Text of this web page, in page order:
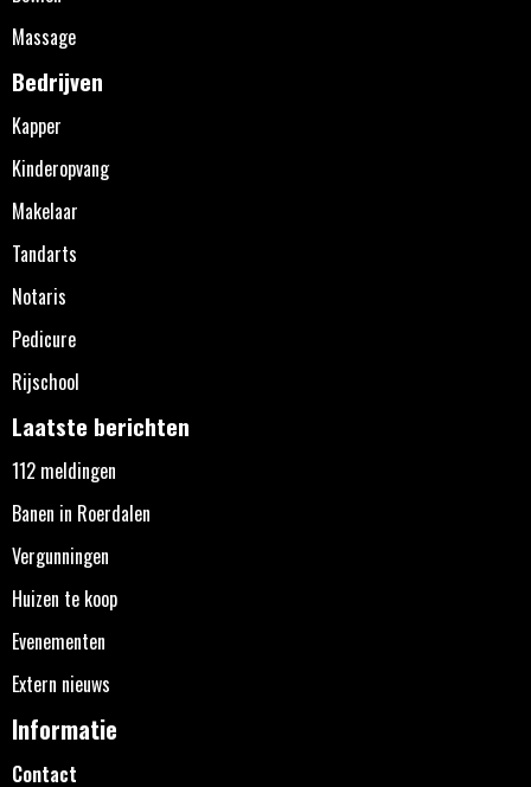
Massage
Bedrijven
Kapper
Kinderopvang
Makelaar
Tandarts
Notaris
Pedicure
Rijschool
Laatste berichten
112 meldingen
Banen in Roerdalen
Vergunningen
Huizen te koop
Evenementen
Extern nieuws
Informatie
Contact